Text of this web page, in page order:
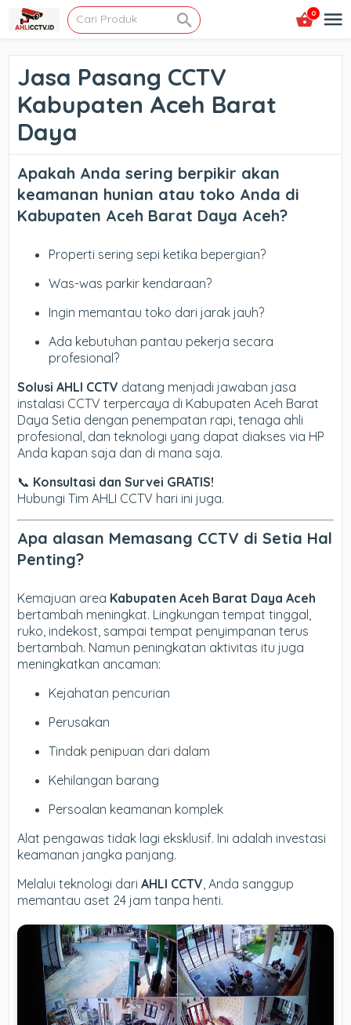
0
Jasa Pasang CCTV
Kabupaten Aceh Barat
Daya
Apakah Anda sering berpikir akan
keamanan hunian atau toko Anda di
Kabupaten Aceh Barat Daya Aceh?
Properti sering sepi ketika bepergian?
Was-was parkir kendaraan?
Ingin memantau toko dari jarak jauh?
Ada kebutuhan pantau pekerja secara
profesional?
Solusi AHLI CCTV datang menjadi jawaban jasa
instalasi CCTV terpercaya di Kabupaten Aceh Barat
Daya Setia dengan penempatan rapi, tenaga ahli
profesional, dan teknologi yang dapat diakses via HP
Anda kapan saja dan di mana saja.
📞 Konsultasi dan Survei GRATIS!
Hubungi Tim AHLI CCTV hari ini juga.
Apa alasan Memasang CCTV di Setia Hal
Penting?
Kemajuan area Kabupaten Aceh Barat Daya Aceh
bertambah meningkat. Lingkungan tempat tinggal,
ruko, indekost, sampai tempat penyimpanan terus
bertambah. Namun peningkatan aktivitas itu juga
meningkatkan ancaman:
Kejahatan pencurian
Perusakan
Tindak penipuan dari dalam
Kehilangan barang
Persoalan keamanan komplek
Alat pengawas tidak lagi eksklusif. Ini adalah investasi
keamanan jangka panjang.
Melalui teknologi dariAHLI CCTV, Anda sanggup
memantau aset 24 jam tanpa henti.